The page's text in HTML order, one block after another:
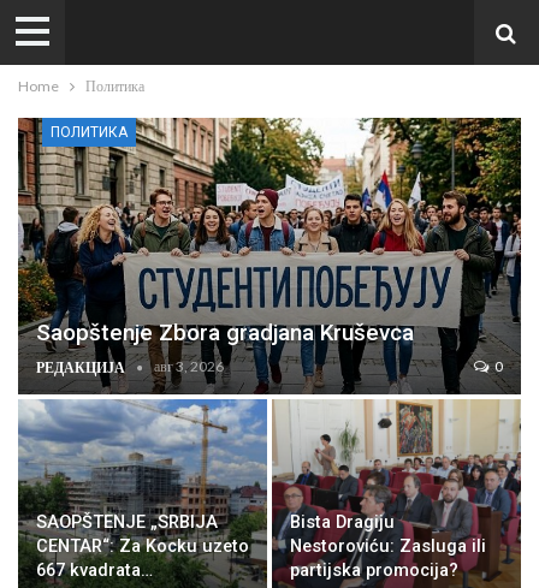
Home Политика
ПОЛИТИКА
Saopštenje Zbora gradjana Kruševca
РЕДАКЦИЈА авг 3, 2026 0
SAOPŠTENJE „SRBIJA
CENTAR“: Za Kocku uzeto
667 kvadrata…
Bista Dragiju
Nestoroviću: Zasluga ili
partijska promocija?